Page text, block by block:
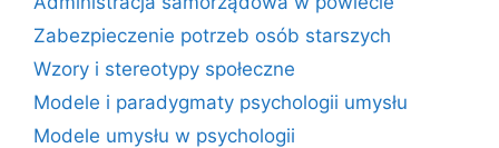
Zabezpieczenie potrzeb osób starszych
Wzory i stereotypy społeczne
Modele i paradygmaty psychologii umysłu
Modele umysłu w psychologii